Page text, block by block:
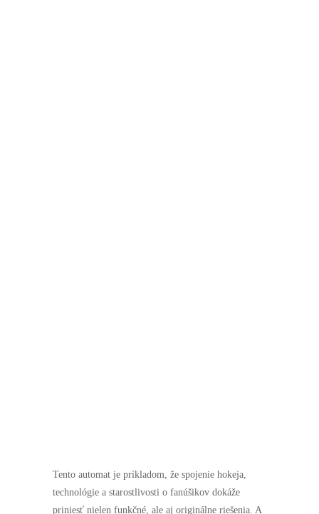
Tento automat je príkladom, že spojenie hokeja,
technológie a starostlivosti o fanúšikov dokáže
priniesť nielen funkčné, ale aj originálne riešenia. A